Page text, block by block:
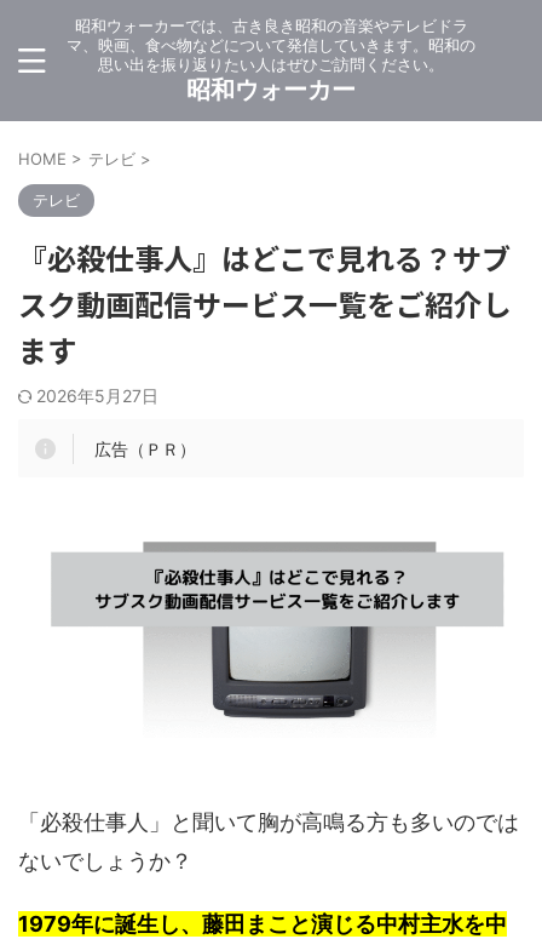
昭和ウォーカーでは、古き良き昭和の音楽やテレビドラ
マ、映画、食べ物などについて発信していきます。昭和の
思い出を振り返りたい人はぜひご訪問ください。
昭和ウォーカー
HOME > テレビ >
テレビ
『必殺仕事人』はどこで見れる？サブ
スク動画配信サービス一覧をご紹介し
ます
2026年5月27日
広告（ＰＲ）
「必殺仕事人」と聞いて胸が高鳴る方も多いのでは
ないでしょうか？
1979年に誕生し、藤田まこと演じる中村主水を中